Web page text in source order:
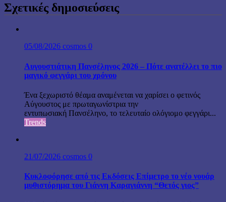
Σχετικές δημοσιεύσεις
05/08/2026 cosmos 0
Αυγουστιάτικη Πανσέληνος 2026 – Πότε ανατέλλει το πιο
μαγικό φεγγάρι του χρόνου
Ένα ξεχωριστό θέαμα αναμένεται να χαρίσει ο φετινός
Αύγουστος με πρωταγωνίστρια την
εντυπωσιακή Πανσέληνο, το τελευταίο ολόγιομο φεγγάρι...
Trends
21/07/2026 cosmos 0
Κυκλοφόρησε από τις Εκδόσεις Επίμετρο το νέο νουάρ
μυθιστόρημα του Γιάννη Καραγιάννη “Θετός γιος”